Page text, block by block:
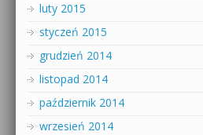
luty 2015
styczeń 2015
grudzień 2014
listopad 2014
październik 2014
wrzesień 2014